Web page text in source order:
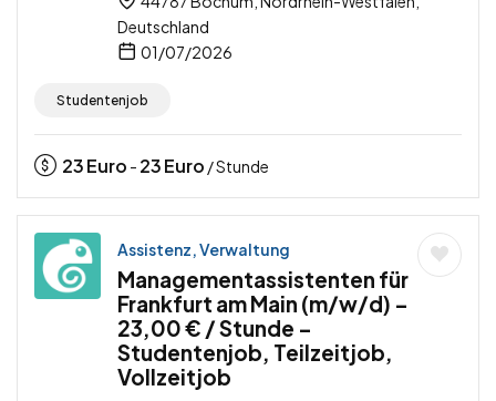
Deutschland
01/07/2026
Studentenjob
23Euro - 23Euro / Stunde
Assistenz, Verwaltung
Managementassistenten für
Frankfurt am Main (m/w/d) –
23,00 € / Stunde –
Studentenjob, Teilzeitjob,
Vollzeitjob